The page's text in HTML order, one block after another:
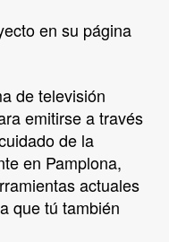
en su página
de televisión
emitirse a través
de la
en Pamplona,
actuales
que tú también